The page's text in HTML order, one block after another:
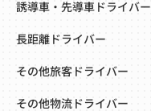
誘導車・先導車ドライバー
長距離ドライバー
その他旅客ドライバー
その他物流ドライバー